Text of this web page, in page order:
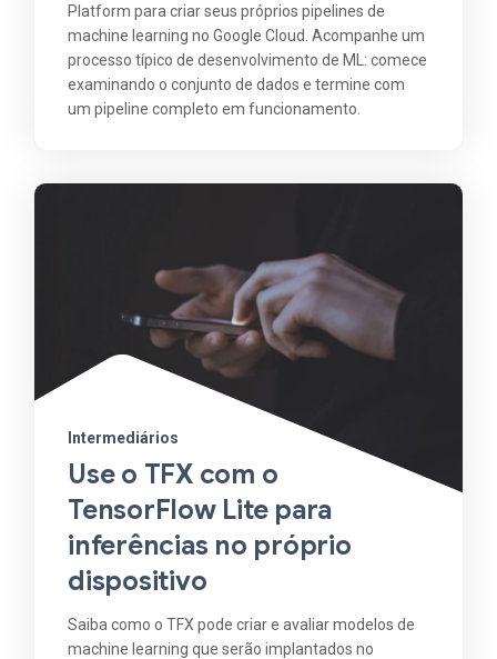
Platform para criar seus próprios pipelines de
machine learning no Google Cloud. Acompanhe um
processo típico de desenvolvimento de ML: comece
examinando o conjunto de dados e termine com
um pipeline completo em funcionamento.
Intermediários
Use o TFX com o
TensorFlow Lite para
inferências no próprio
dispositivo
Saiba como o TFX pode criar e avaliar modelos de
machine learning que serão implantados no